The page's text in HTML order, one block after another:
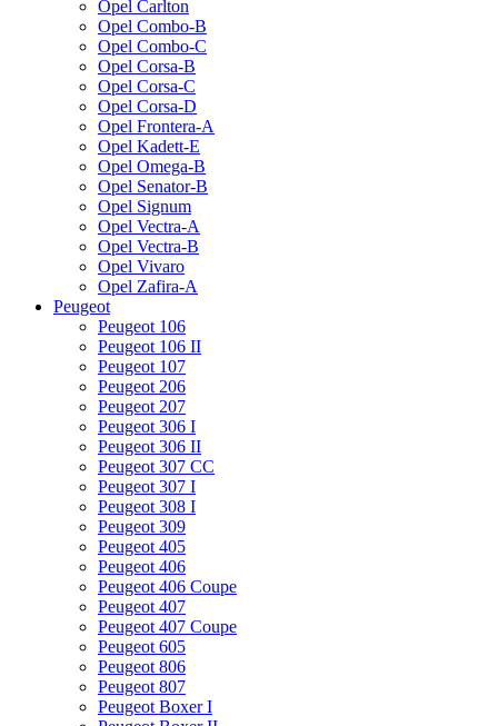
Opel Carlton
Opel Combo-B
Opel Combo-C
Opel Corsa-B
Opel Corsa-C
Opel Corsa-D
Opel Frontera-A
Opel Kadett-E
Opel Omega-B
Opel Senator-B
Opel Signum
Opel Vectra-A
Opel Vectra-B
Opel Vivaro
Opel Zafira-A
Peugeot
Peugeot 106
Peugeot 106 II
Peugeot 107
Peugeot 206
Peugeot 207
Peugeot 306 I
Peugeot 306 II
Peugeot 307 CC
Peugeot 307 I
Peugeot 308 I
Peugeot 309
Peugeot 405
Peugeot 406
Peugeot 406 Coupe
Peugeot 407
Peugeot 407 Coupe
Peugeot 605
Peugeot 806
Peugeot 807
Peugeot Boxer I